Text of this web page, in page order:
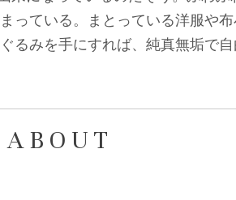
っている。まとっている洋服や
るみを手にすれば、純真無垢で
A B O U T